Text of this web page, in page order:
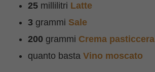
25 millilitri Latte
3 grammi Sale
200 grammi Crema pasticcera
quanto basta Vino moscato